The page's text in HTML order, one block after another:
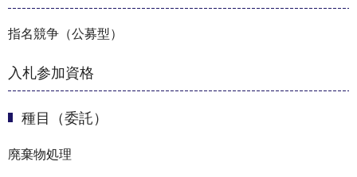
指名競争（公募型）
入札参加資格
種目（委託）
廃棄物処理